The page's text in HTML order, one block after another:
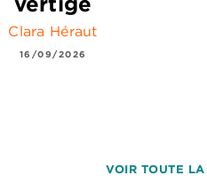
Clara Héraut
16/09/2026
VOIR TOUTE